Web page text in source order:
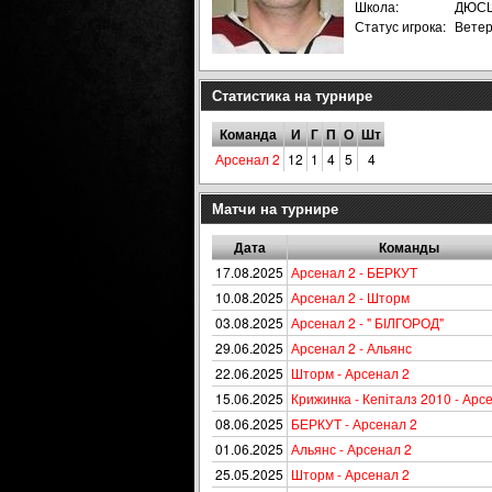
Школа:
Статус игрока:
Статистика на турнире
Команда И Г П О Шт
Арсенал 2 12 1 4 5 4
Матчи на турнире
Дата Команды
17.08.2025 Арсенал 2 - БЕРКУТ
10.08.2025 Арсенал 2 - Шторм
03.08.2025 Арсенал 2 - " БІЛГОРОД"
29.06.2025 Арсенал 2 - Альянс
22.06.2025 Шторм - Арсенал 2
15.06.2025 Крижинка - Кепіталз 2010 -
08.06.2025 БЕРКУТ - Арсенал 2
01.06.2025 Альянс - Арсенал 2
25.05.2025 Шторм - Арсенал 2